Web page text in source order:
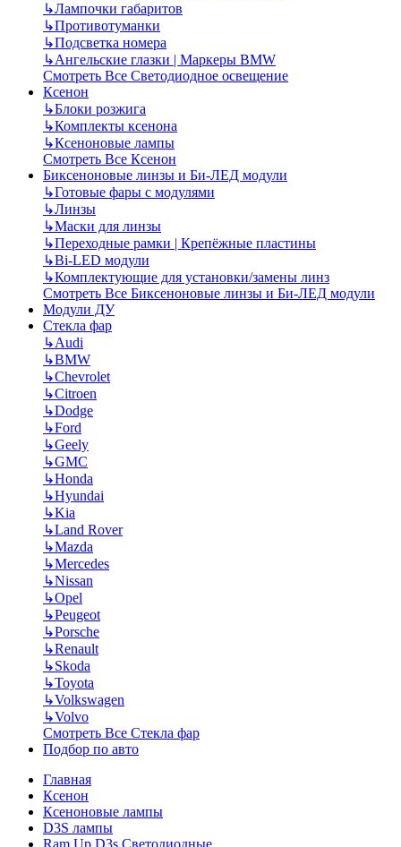
↳Лампочки габаритов
↳Противотуманки
↳Подсветка номера
↳Ангельские глазки | Маркеры BMW
Смотреть Все Светодиодное освещение
Ксенон
↳Блоки розжига
↳Комплекты ксенона
↳Ксеноновые лампы
Смотреть Все Ксенон
Биксеноновые линзы и Би-ЛЕД модули
↳Готовые фары с модулями
↳Линзы
↳Маски для линзы
↳Переходные рамки | Крепёжные пластины
↳Bi-LED модули
↳Комплектующие для установки/замены линз
Смотреть Все Биксеноновые линзы и Би-ЛЕД модули
Модули ДУ
Стекла фар
↳Audi
↳BMW
↳Chevrolet
↳Citroen
↳Dodge
↳Ford
↳Geely
↳GMC
↳Honda
↳Hyundai
↳Kia
↳Land Rover
↳Mazda
↳Mercedes
↳Nissan
↳Opel
↳Peugeot
↳Porsche
↳Renault
↳Skoda
↳Toyota
↳Volkswagen
↳Volvo
Смотреть Все Стекла фар
Подбор по авто
Главная
Ксенон
Ксеноновые лампы
D3S лампы
Ram Up D3s Светодиодные